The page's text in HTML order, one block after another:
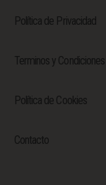
Política de Privacidad
Terminos y Condiciones
Política de Cookies
Contacto